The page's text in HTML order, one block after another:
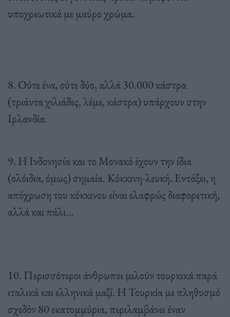
υποχρεωτικά με μαύρο χρώμα.
8. Ούτε ένα, ούτε δύο, αλλά 30.000 κάστρα
(τριάντα χιλιάδες, λέμε, κάστρα) υπάρχουν στην
Ιρλανδία.
9. Η Ινδονησία και το Μονακό έχουν την ίδια
(ολόιδια, όμως) σημαία. Κόκκινη-λευκή. Εντάξει, η
απόχρωση του κόκκινου είναι ελαφρώς διαφορετική,
αλλά και πάλι…
10. Περισσότεροι άνθρωποι μιλούν τουρκικά παρά
ιταλικά και ελληνικά μαζί. Η Τουρκία με πληθυσμό
σχεδόν 80 εκατομμύρια, περιλαμβάνει έναν